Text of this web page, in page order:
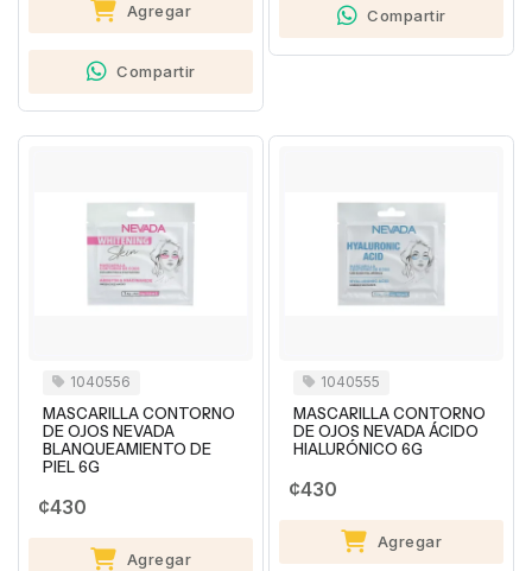
Agregar
Compartir
Compartir
1040556
MASCARILLA CONTORNO
DE OJOS NEVADA
BLANQUEAMIENTO DE
PIEL 6G
¢430
Agregar
1040555
MASCARILLA CONTORNO
DE OJOS NEVADA ÁCIDO
HIALURÓNICO 6G
¢430
Agregar